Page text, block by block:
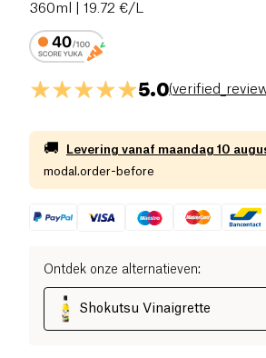
360ml | 19.72 €/L
5.0(
🚚 Levering vanaf maandag 10
modal.order-before
Ontdek onze alternatieven:
Shokutsu Vinaigrette